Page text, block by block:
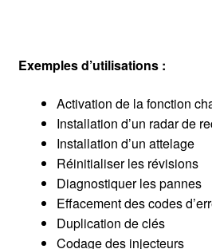
Exemples d’utilisations :
Activation de la fonction
Installation d’un radar de
Installation d’un attelage
Réinitialiser les révisions
Diagnostiquer les pannes
Effacement des codes
Duplication de clés
Codage des injecteurs